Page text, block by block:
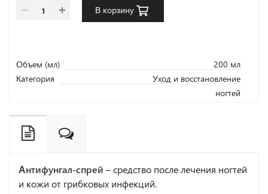
В корзину
Объем (мл)
200 мл
Категория
Уход и восстановление
ногтей
Антифунгал-спрей – средство после лечения ногтей
и кожи от грибковых инфекций.